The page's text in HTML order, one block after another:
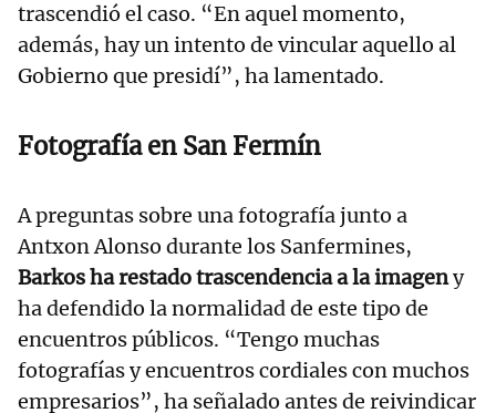
trascendió el caso. “En aquel momento,
además, hay un intento de vincular aquello al
Gobierno que presidí”, ha lamentado.
Fotografía en San Fermín
A preguntas sobre una fotografía junto a
Antxon Alonso durante los Sanfermines,
Barkos ha restado trascendencia a la imageny
ha defendido la normalidad de este tipo de
encuentros públicos. “Tengo muchas
fotografías y encuentros cordiales con muchos
empresarios”, ha señalado antes de reivindicar